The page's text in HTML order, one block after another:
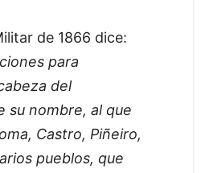
de 1866 dice:
para
del
su nombre, al que
Castro, Piñeiro,
pueblos, que